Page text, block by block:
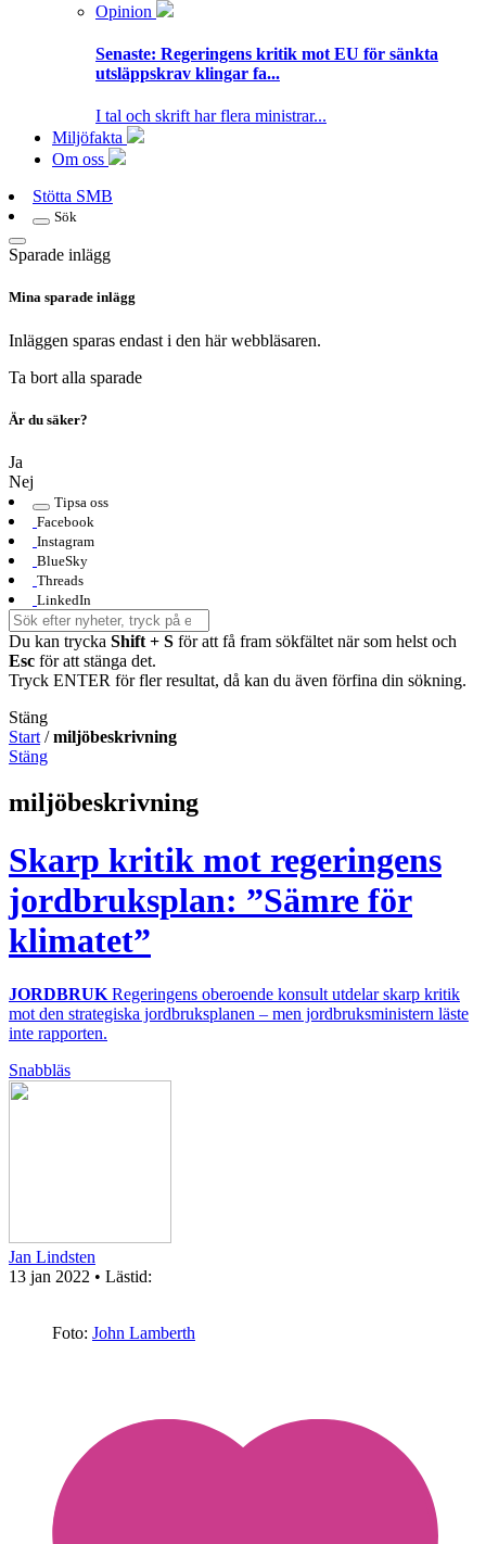
Opinion
Senaste: Regeringens kritik mot EU för sänkta
utsläppskrav klingar fa...
I tal och skrift har flera ministrar...
Miljöfakta
Om oss
Stötta SMB
Sök
Sparade inlägg
Mina sparade inlägg
Inläggen sparas endast i den här webbläsaren.
Ta bort alla sparade
Är du säker?
Ja
Nej
Tipsa oss
Facebook
Instagram
BlueSky
Threads
LinkedIn
Du kan trycka Shift + S för att få fram sökfältet när som helst och
Esc för att stänga det.
Tryck ENTER för fler resultat, då kan du även förfina din sökning.
Stäng
Start /miljöbeskrivning
Stäng
miljöbeskrivning
Skarp kritik mot regeringens
jordbruksplan: ”Sämre för
klimatet”
JORDBRUK Regeringens oberoende konsult utdelar skarp kritik
mot den strategiska jordbruksplanen – men jordbruksministern läste
inte rapporten.
Snabbläs
Jan Lindsten
13 jan 2022 • Lästid:
Foto: John Lamberth